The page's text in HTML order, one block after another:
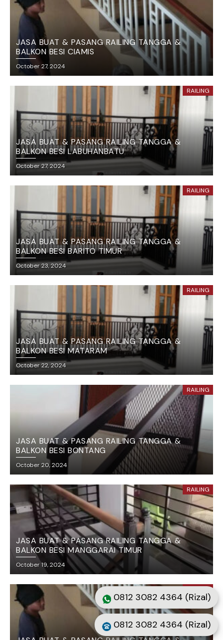
JASA BUAT & PASANG RAILING TANGGA &
BALKON BESI CIAMIS
October 27, 2024
RAILING
JASA BUAT & PASANG RAILING TANGGA &
BALKON BESI LABUHANBATU
October 27, 2024
RAILING
JASA BUAT & PASANG RAILING TANGGA &
BALKON BESI BARITO TIMUR
October 23, 2024
RAILING
JASA BUAT & PASANG RAILING TANGGA &
BALKON BESI MATARAM
October 22, 2024
RAILING
JASA BUAT & PASANG RAILING TANGGA &
BALKON BESI BONTANG
October 20, 2024
RAILING
JASA BUAT & PASANG RAILING TANGGA &
BALKON BESI MANGGARAI TIMUR
October 19, 2024
RAILING
0812 3082 4364 (Rizal)
0812 3082 4364 (Rizal)